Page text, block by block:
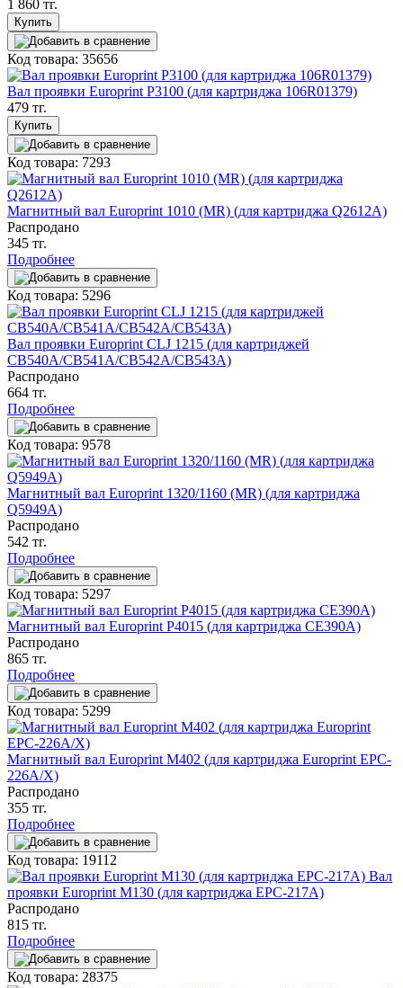
1 860 тг.
Купить
Код товара: 35656
Вал проявки Europrint P3100 (для картриджа 106R01379)
479 тг.
Купить
Код товара: 7293
Магнитный вал Europrint 1010 (MR) (для картриджа Q2612A)
Распродано
345 тг.
Подробнее
Код товара: 5296
Вал проявки Europrint CLJ 1215 (для картриджей
CB540A/CB541A/CB542A/CB543A)
Распродано
664 тг.
Подробнее
Код товара: 9578
Магнитный вал Europrint 1320/1160 (MR) (для картриджа
Q5949A)
Распродано
542 тг.
Подробнее
Код товара: 5297
Магнитный вал Europrint P4015 (для картриджа CE390A)
Распродано
865 тг.
Подробнее
Код товара: 5299
Магнитный вал Europrint M402 (для картриджа Europrint EPC-
226A/X)
Распродано
355 тг.
Подробнее
Код товара: 19112
Вал
проявки Europrint M130 (для картриджа EPC-217A)
Распродано
815 тг.
Подробнее
Код товара: 28375